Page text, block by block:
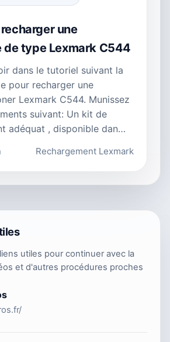
une
type Lexmark C544
dans le tutoriel suivant la
pour recharger une
Lexmark C544. Munissez
suivant: Un kit de
adéquat , disponible dan…
Rechargement Lexmark
utiles pour continuer avec la
et d'autres procédures proches